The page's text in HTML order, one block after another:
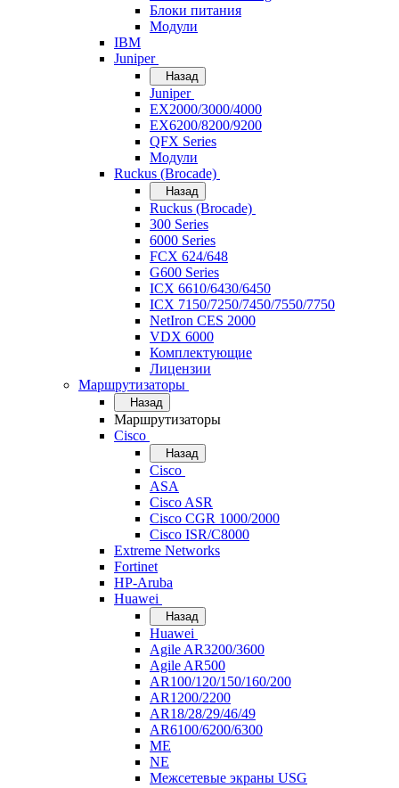
Блоки питания
Модули
IBM
Juniper
Назад
Juniper
EX2000/3000/4000
EX6200/8200/9200
QFX Series
Модули
Ruckus (Brocade)
Назад
Ruckus (Brocade)
300 Series
6000 Series
FCX 624/648
G600 Series
ICX 6610/6430/6450
ICX 7150/7250/7450/7550/7750
NetIron CES 2000
VDX 6000
Комплектующие
Лицензии
Маршрутизаторы
Назад
Маршрутизаторы
Cisco
Назад
Cisco
ASA
Cisco ASR
Cisco CGR 1000/2000
Cisco ISR/С8000
Extreme Networks
Fortinet
HP-Aruba
Huawei
Назад
Huawei
Agile AR3200/3600
Agile AR500
AR100/120/150/160/200
AR1200/2200
AR18/28/29/46/49
AR6100/6200/6300
ME
NE
Межсетевые экраны USG